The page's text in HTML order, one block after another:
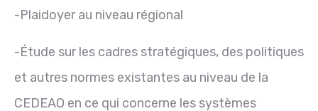
-Plaidoyer au niveau régional
-Étude sur les cadres stratégiques, des politiques
et autres normes existantes au niveau de la
CEDEAO en ce qui concerne les systèmes